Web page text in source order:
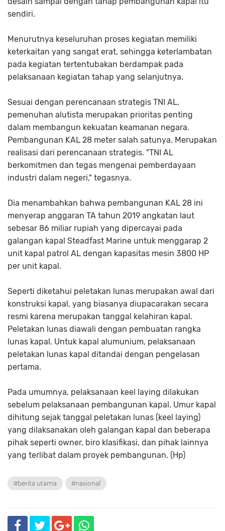
sendiri.
Menurutnya keseluruhan proses kegiatan memiliki
keterkaitan yang sangat erat, sehingga keterlambatan
pada kegiatan tertentubakan berdampak pada
pelaksanaan kegiatan tahap yang selanjutnya.
Sesuai dengan perencanaan strategis TNI AL,
pemenuhan alutista merupakan prioritas penting
dalam membangun kekuatan keamanan negara.
Pembangunan KAL 28 meter salah satunya. Merupakan
realisasi dari perencanaan strategis. "TNI AL
berkomitmen dan tegas mengenai pemberdayaan
industri dalam negeri," tegasnya.
Dia menambahkan bahwa pembangunan KAL 28 ini
menyerap anggaran TA tahun 2019 angkatan laut
sebesar 86 miliar rupiah yang dipercayai pada
galangan kapal Steadfast Marine untuk menggarap 2
unit kapal patrol AL dengan kapasitas mesin 3800 HP
per unit kapal.
Seperti diketahui peletakan lunas merupakan awal dari
konstruksi kapal, yang biasanya diupacarakan secara
resmi karena merupakan tanggal kelahiran kapal.
Peletakan lunas diawali dengan pembuatan rangka
lunas kapal. Untuk kapal alumunium, pelaksanaan
peletakan lunas kapal ditandai dengan pengelasan
pertama.
Pada umumnya, pelaksanaan keel laying dilakukan
sebelum pelaksanaan pembangunan kapal. Umur kapal
dihitung sejak tanggal peletakan lunas (keel laying)
yang dilaksanakan oleh galangan kapal dan beberapa
pihak seperti owner, biro klasifikasi, dan pihak lainnya
yang terlibat dalam proyek pembangunan. (Hp)
#berita utama #nasional